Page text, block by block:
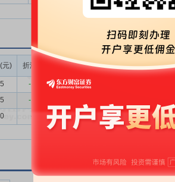
备的基础材料，受益于国民经济持续增长
，同比增长8.2%，在2025-2030年间以
提升，应用领域已从基础电气拓展至轨道
业十余年，经过多年的生产实践和技术创
提升产品质量、丰富产品品类，持续为下
续投入大量的资金从事研发工作，并通过
丰富的研发生产及管理经验。凭借深厚的
新型专利、6项外观设计专利。参与了电气
产品试制计划项目、浙江省重点研发计划
海宁市市长质量奖等荣誉。“太阳能电池组
进入下游客户的供应链体系通常具有较高的
元) 折溢率(%) 成交量(万股) 成交额(万元)
成交
市值
-13.03 32.00
-13.03
-7.37 32.00 627.20
个股资讯 行业资讯